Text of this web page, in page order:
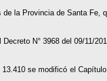
la Provincia de Santa Fe,
N° 3968 del 09/11/
se modificó el